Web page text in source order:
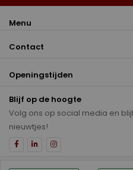
Menu
Contact
Openingstijden
Blijf op de hoogte
Volg ons op social media en
nieuwtjes!